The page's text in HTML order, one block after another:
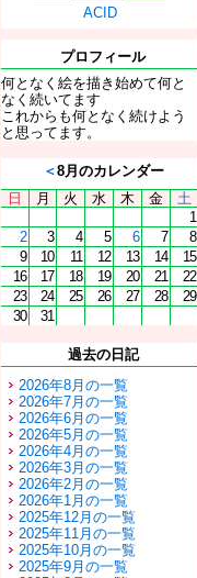
ACID
プロフィール
何となく絵を描き始めて何と
なく続いてます
これからも何となく続けよう
と思ってます。
＜8月のカレンダー
日
月 火 水 木 金
土
1
2
3 4 5 6 7
8
9
10 11 12 13 14
15
16
17 18 19 20 21
22
23
24 25 26 27 28
29
30
31
過去の日記
2026年8月の一覧
2026年7月の一覧
2026年6月の一覧
2026年5月の一覧
2026年4月の一覧
2026年3月の一覧
2026年2月の一覧
2026年1月の一覧
2025年12月の一覧
2025年11月の一覧
2025年10月の一覧
2025年9月の一覧